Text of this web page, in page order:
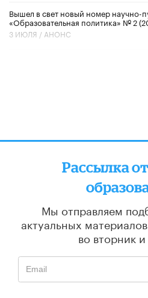
Вышел в свет новый номер научно-
«Образовательная политика» № 2
3 ИЮЛЯ / АНОНС
Рассылка
Мы отправляем
актуальных материалов
во вторник